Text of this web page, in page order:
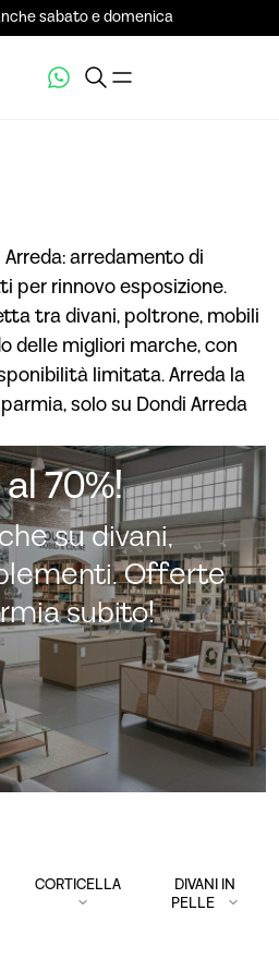
sabato e domenica
arredamento di
per rinnovo esposizione.
tra divani, poltrone, mobili
delle migliori marche, con
limitata. Arreda la
solo su Dondi Arreda
70%!
su divani,
Offerte
subito!
CORTICELLA
DIVANI IN
PELLE